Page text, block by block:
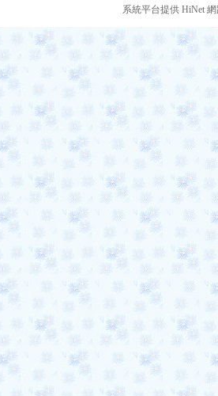
系統平台提供 HiNet